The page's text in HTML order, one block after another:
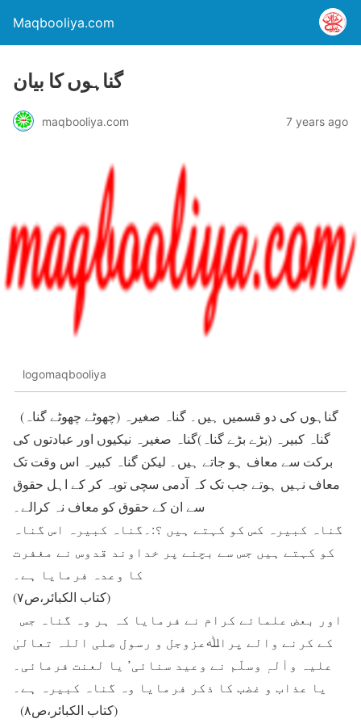
Maqbooliya.com
گناہوں کا بیان
maqbooliya.com 7 years ago
logomaqbooliya
گناہ کبیرہ (بڑے بڑے گناہ)گناہ صغیرہ نیکیوں اور عبادتوں کی
برکت سے معاف ہو جاتے ہیں۔ لیکن گناہ کبیرہ اس وقت تک
معاف نہیں ہوتے جب تک کہ آدمی سچی توبہ کر کے اہل حقوق
سے ان کے حقوق کو معاف نہ کرالے۔
گناہ کبیرہ کس کو کہتے ہیں ؟:۔گناہ کبیرہ اس گناہ
کو کہتے ہیں جس سے بچنے پر خداوند قدوس نے مغفرت
کا وعدہ فرمایا ہے۔
(کتاب الکبائر،ص۷)
کے کرنے والے پراﷲعزوجل و رسول صلی اللہ تعالیٰ
علیہ واٰلہٖ وسلّم نے وعید سنائی’ یا لعنت فرمائی۔
یا عذاب و غضب کا ذکر فرمایا وہ گناہ کبیرہ ہے۔
(کتاب الکبائر،ص۸)